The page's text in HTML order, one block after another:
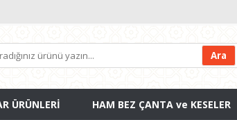
ÜRÜNLERİ HAM BEZ ÇANTA ve KESELER